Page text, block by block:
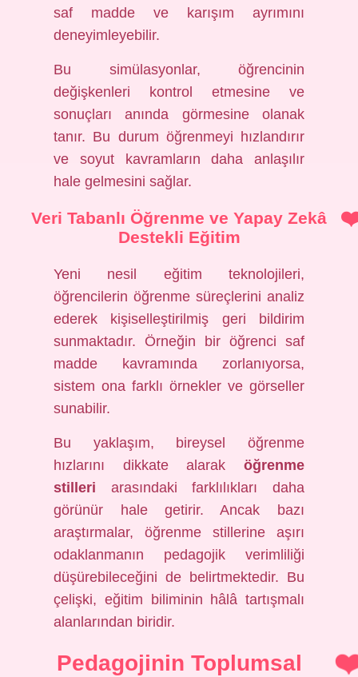
saf madde ve karışım ayrımını
deneyimleyebilir.
Bu simülasyonlar, öğrencinin
değişkenleri kontrol etmesine ve
sonuçları anında görmesine olanak
tanır. Bu durum öğrenmeyi hızlandırır
ve soyut kavramların daha anlaşılır
hale gelmesini sağlar.
Veri Tabanlı Öğrenme ve Yapay Zekâ
Destekli Eğitim
Yeni nesil eğitim teknolojileri,
öğrencilerin öğrenme süreçlerini analiz
ederek kişiselleştirilmiş geri bildirim
sunmaktadır. Örneğin bir öğrenci saf
madde kavramında zorlanıyorsa,
sistem ona farklı örnekler ve görseller
sunabilir.
Bu yaklaşım, bireysel öğrenme
hızlarını dikkate alarak öğrenme
stilleri arasındaki farklılıkları daha
görünür hale getirir. Ancak bazı
araştırmalar, öğrenme stillerine aşırı
odaklanmanın pedagojik verimliliği
düşürebileceğini de belirtmektedir. Bu
çelişki, eğitim biliminin hâlâ tartışmalı
alanlarından biridir.
Pedagojinin Toplumsal